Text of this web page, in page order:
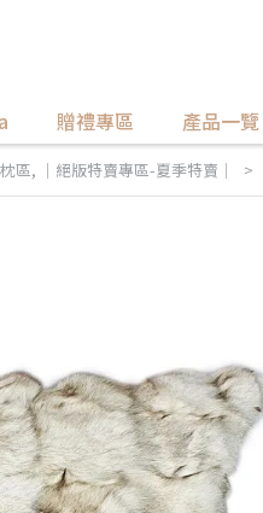
贈禮專區 產品一覽
區, ｜絕版特賣專區-夏季特賣｜